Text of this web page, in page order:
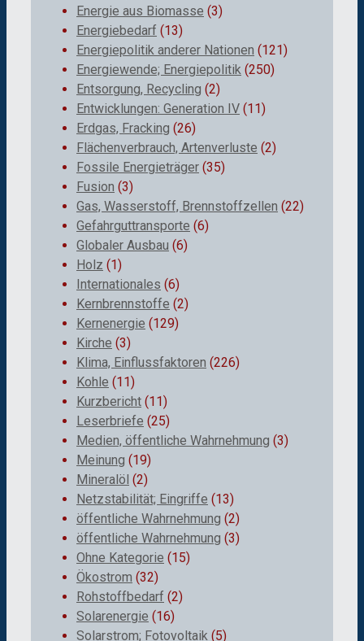
Energie aus Biomasse (3)
Energiebedarf (13)
Energiepolitik anderer Nationen (121)
Energiewende; Energiepolitik (250)
Entsorgung, Recycling (2)
Entwicklungen: Generation IV (11)
Erdgas, Fracking (26)
Flächenverbrauch, Artenverluste (2)
Fossile Energieträger (35)
Fusion (3)
Gas, Wasserstoff, Brennstoffzellen (22)
Gefahrguttransporte (6)
Globaler Ausbau (6)
Holz (1)
Internationales (6)
Kernbrennstoffe (2)
Kernenergie (129)
Kirche (3)
Klima, Einflussfaktoren (226)
Kohle (11)
Kurzbericht (11)
Leserbriefe (25)
Medien, öffentliche Wahrnehmung (3)
Meinung (19)
Mineralöl (2)
Netzstabilität; Eingriffe (13)
öffentliche Wahrnehmung (2)
öffentliche Wahrnehmung (3)
Ohne Kategorie (15)
Ökostrom (32)
Rohstoffbedarf (2)
Solarenergie (16)
Solarstrom; Fotovoltaik (5)